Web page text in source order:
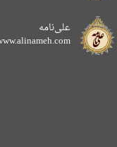
علی‌نامه